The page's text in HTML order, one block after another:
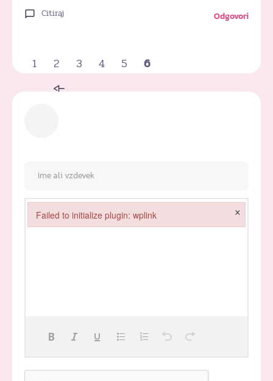
Citiraj Odgovori
1 2 3 4 5 6
Failed to initialize plugin: wplink ×
Failed to initialize plugin: wplink